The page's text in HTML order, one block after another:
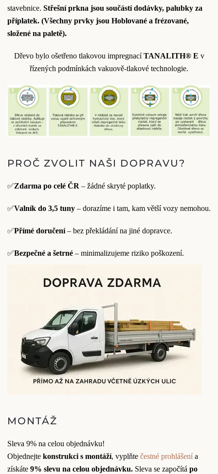
stavebnice. Střešní prkna jsou součástí dodávky, palubky za
příplatek. (Všechny prvky jsou Hoblované a frézované,
složené na paletě).
Dřevo bylo ošetřeno tlakovou impregnacíTANALITH® E v
řízených podmínkách vakuově-tlakové technologie.
PROČ ZVOLIT NAŠI DOPRAVU?
✅Zdarma po celé ČR – žádné skryté poplatky.
✅Valník do 3,5 tuny – dorazíme i tam, kam větší vozy nemohou.
✅Přímé doručení– bez překládání na jiné dopravce.
✅Bezpečné a šetrné – minimalizujeme riziko poškození.
MONTÁŽ
Sleva 9% na celou objednávku!
Objednejte konstrukci s montáží, vyplňte čestné prohlášenía
získáte 9% slevu na celou objednávku. Sleva se započítá po